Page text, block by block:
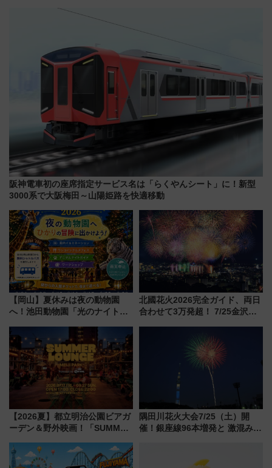
斉藤雪乃＆福原トシヒロと行
く！9月13日「京都の鉄道満喫
阪神電車初の座席指定サービス名は「らくやんシート」に！新型
3000系で大阪梅田～山陽姫路を快適移動
【岡山】夏休みは夜の動物園
へ！池田動物園「光のナイトズ
な夜
北國花火2026完全ガイド、両日
合わせて3万発超！ 7/25金沢大
会の日程・アクセス・観覧席ま
とめ（石川県）
【2026夏】都立明治公園ビアガ
ーデン＆野外映画！「SUMMER
ケジュール 夜風とビール、映画
を満喫！
隅田川花火大会7/25（土）開
催！銀座線96本増発と 激混みの